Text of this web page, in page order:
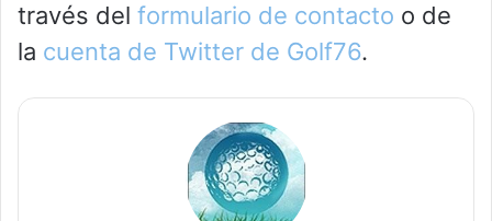
través del formulario de contacto o de
la cuenta de Twitter de Golf76.